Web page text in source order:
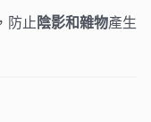
防止 陰影和雜物產生